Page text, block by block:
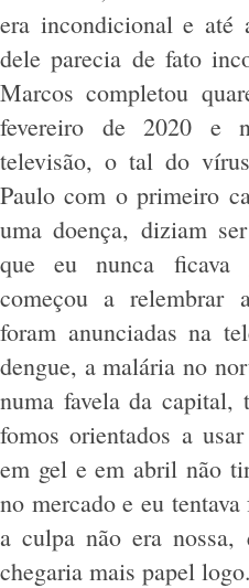
era incondicional e até
dele parecia de fato
Marcos completou
fevereiro de 2020 e
televisão, o tal do
Paulo com o primeiro
uma doença, diziam
que eu nunca ficava
começou a relembrar
foram anunciadas na
dengue, a malária no
numa favela da capital,
fomos orientados a
em gel e em abril não
no mercado e eu
a culpa não era
chegaria mais papel logo.